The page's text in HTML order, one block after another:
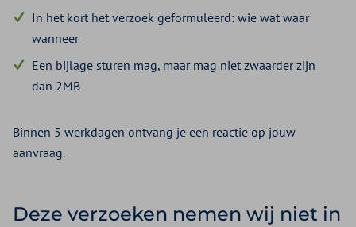
In het kort het verzoek geformuleerd: wie wat waar
wanneer
Een bijlage sturen mag, maar mag niet zwaarder zijn
dan 2MB
Binnen 5 werkdagen ontvang je een reactie op jouw
aanvraag.
Deze verzoeken nemen wij niet in